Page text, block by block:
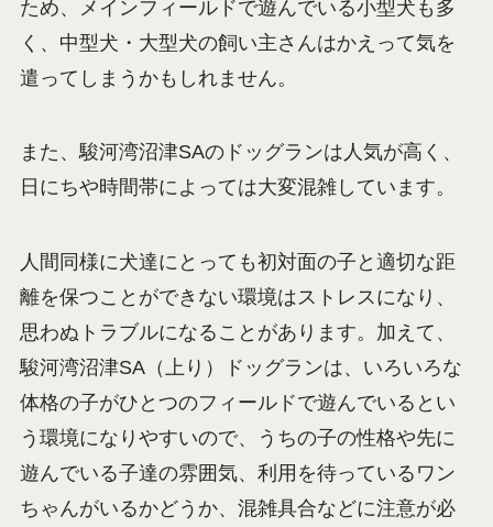
犬連れ NEOPASA駿河湾沼津（上り）利用
れており、かなり小さいです。このような仕様の
ため、メインフィールドで遊んでいる小型犬も多
く、中型犬・大型犬の飼い主さんはかえって気を
遣ってしまうかもしれません。
また、駿河湾沼津SAのドッグランは人気が高く、
日にちや時間帯によっては大変混雑しています。